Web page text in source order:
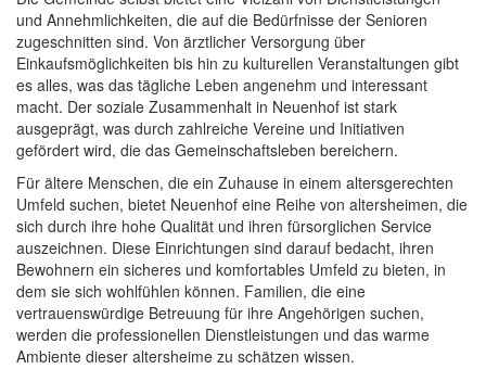
und Annehmlichkeiten, die auf die Bedürfnisse der Senioren
zugeschnitten sind. Von ärztlicher Versorgung über
Einkaufsmöglichkeiten bis hin zu kulturellen Veranstaltungen gibt
es alles, was das tägliche Leben angenehm und interessant
macht. Der soziale Zusammenhalt in Neuenhof ist stark
ausgeprägt, was durch zahlreiche Vereine und Initiativen
gefördert wird, die das Gemeinschaftsleben bereichern.
Für ältere Menschen, die ein Zuhause in einem altersgerechten
Umfeld suchen, bietet Neuenhof eine Reihe von altersheimen, die
sich durch ihre hohe Qualität und ihren fürsorglichen Service
auszeichnen. Diese Einrichtungen sind darauf bedacht, ihren
Bewohnern ein sicheres und komfortables Umfeld zu bieten, in
dem sie sich wohlfühlen können. Familien, die eine
vertrauenswürdige Betreuung für ihre Angehörigen suchen,
werden die professionellen Dienstleistungen und das warme
Ambiente dieser altersheime zu schätzen wissen.